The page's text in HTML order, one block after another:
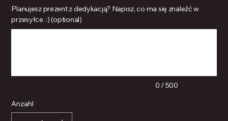
Planujesz prezent z dedykacją? Napisz, co ma się znaleźć w
przesyłce. :) (optional)
0 / 500
Anzahl